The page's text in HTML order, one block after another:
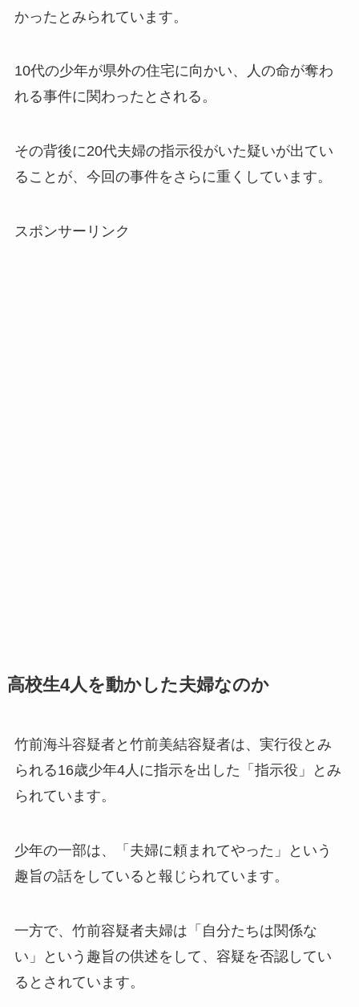
かったとみられています。
10代の少年が県外の住宅に向かい、人の命が奪わ
れる事件に関わったとされる。
その背後に20代夫婦の指示役がいた疑いが出てい
ることが、今回の事件をさらに重くしています。
スポンサーリンク
高校生4人を動かした夫婦なのか
竹前海斗容疑者と竹前美結容疑者は、実行役とみ
られる16歳少年4人に指示を出した「指示役」とみ
られています。
少年の一部は、「夫婦に頼まれてやった」という
趣旨の話をしていると報じられています。
一方で、竹前容疑者夫婦は「自分たちは関係な
い」という趣旨の供述をして、容疑を否認してい
るとされています。